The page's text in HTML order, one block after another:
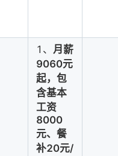
1、 月薪
9060元
起，包
含基本
工资
8000
元、餐
补20元/